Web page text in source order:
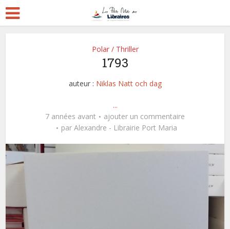
Polar / Thriller
1793
auteur : Niklas Natt och dag
...
7 années avant
ajouter un commentaire
par Alexandre - Librairie Port Maria